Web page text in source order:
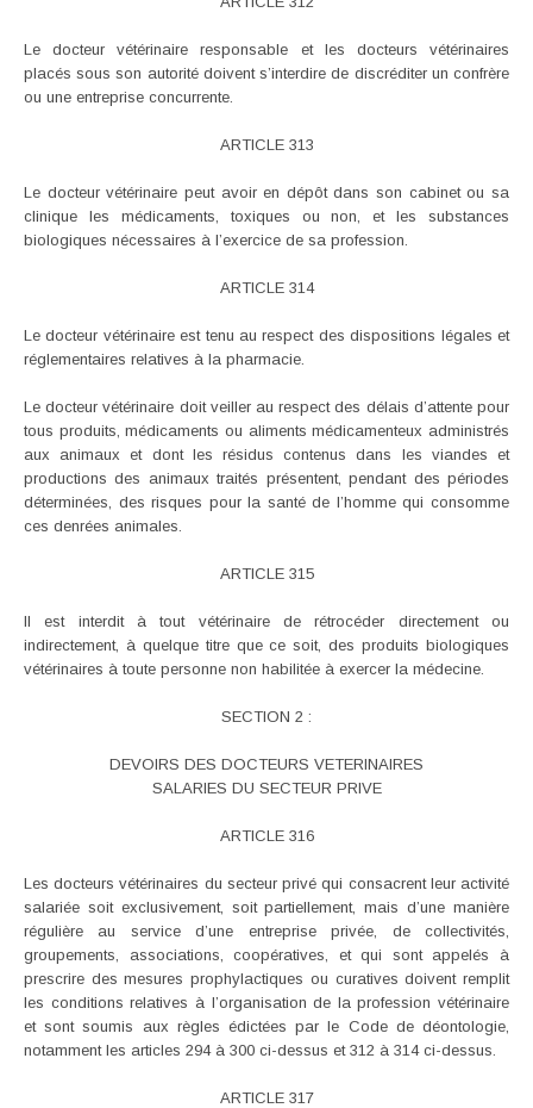
Le docteur vétérinaire responsable et les docteurs vétérinaires
placés sous son autorité doivent s’interdire de discréditer un confrère
ou une entreprise concurrente.
ARTICLE 313
Le docteur vétérinaire peut avoir en dépôt dans son cabinet ou sa
clinique les médicaments, toxiques ou non, et les substances
biologiques nécessaires à l’exercice de sa profession.
ARTICLE 314
Le docteur vétérinaire est tenu au respect des dispositions légales et
réglementaires relatives à la pharmacie.
Le docteur vétérinaire doit veiller au respect des délais d’attente pour
tous produits, médicaments ou aliments médicamenteux administrés
aux animaux et dont les résidus contenus dans les viandes et
productions des animaux traités présentent, pendant des périodes
déterminées, des risques pour la santé de l’homme qui consomme
ces denrées animales.
ARTICLE 315
Il est interdit à tout vétérinaire de rétrocéder directement ou
indirectement, à quelque titre que ce soit, des produits biologiques
vétérinaires à toute personne non habilitée à exercer la médecine.
SECTION 2 :
DEVOIRS DES DOCTEURS VETERINAIRES
SALARIES DU SECTEUR PRIVE
ARTICLE 316
Les docteurs vétérinaires du secteur privé qui consacrent leur activité
salariée soit exclusivement, soit partiellement, mais d’une manière
régulière au service d’une entreprise privée, de collectivités,
groupements, associations, coopératives, et qui sont appelés à
prescrire des mesures prophylactiques ou curatives doivent remplit
les conditions relatives à l’organisation de la profession vétérinaire
et sont soumis aux règles édictées par le Code de déontologie,
notamment les articles 294 à 300 ci-dessus et 312 à 314 ci-dessus.
ARTICLE 317